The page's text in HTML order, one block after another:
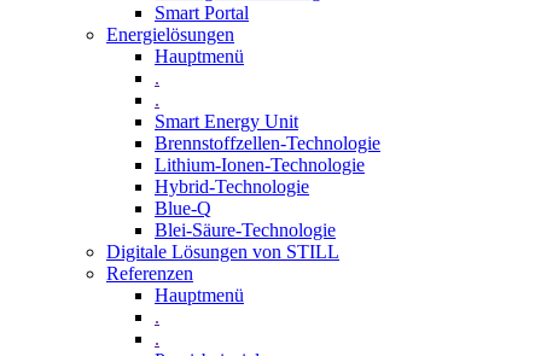
Smart Portal
Energielösungen
Hauptmenü
.
.
Smart Energy Unit
Brennstoffzellen-Technologie
Lithium-Ionen-Technologie
Hybrid-Technologie
Blue-Q
Blei-Säure-Technologie
Digitale Lösungen von STILL
Referenzen
Hauptmenü
.
.